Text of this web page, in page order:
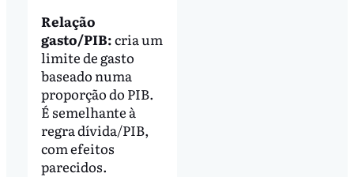
Relação
gasto/PIB:cria um
limite de gasto
baseado numa
proporção do PIB.
É semelhante à
regra dívida/PIB,
com efeitos
parecidos.